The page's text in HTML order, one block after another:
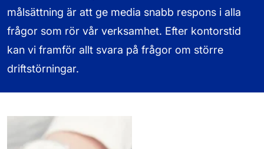
målsättning är att ge media snabb respons i alla
frågor som rör vår verksamhet. Efter kontorstid
kan vi framför allt svara på frågor om större
driftstörningar.